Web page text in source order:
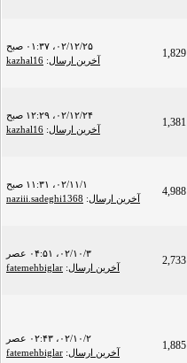
1,829
۰۲/۱۲/۲۵، ۰۱:۳۷ صبح
آخرین ارسال:
kazhal16
1,381
۰۲/۱۲/۲۴، ۱۲:۲۹ صبح
آخرین ارسال:
kazhal16
4,988
۰۲/۱۱/۱، ۱۱:۳۱ صبح
آخرین ارسال:
naziii.sadeghi1368
2,733
۰۲/۱۰/۳، ۰۴:۵۱ عصر
آخرین ارسال:
fatemehbiglar
1,885
۰۲/۱۰/۲، ۰۲:۴۳ عصر
آخرین ارسال:
fatemehbiglar